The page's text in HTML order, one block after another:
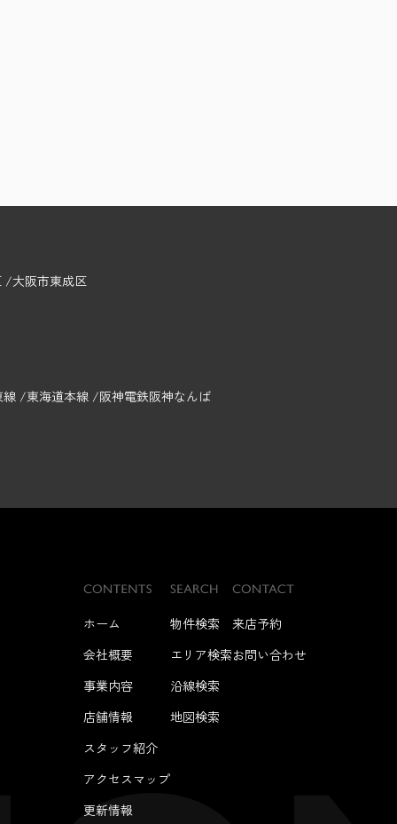
大阪市東成区
線 東海道本線 阪神電鉄阪神なんば
ホーム
会社概要
事業内容
店舗情報
スタッフ紹介
アクセスマップ
更新情報
物件検索
エリア検索
沿線検索
地図検索
来店予約
お問い合わせ